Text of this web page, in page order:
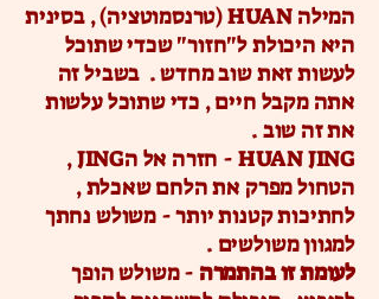
המילה HUAN (טרנסמוטציה) , בסינית
היא היכולת ל"חזור" שכדי שתוכל
לעשות זאת שוב מחדש . בשביל זה
אתה מקבל חיים , כדי שתוכל עלשות
את זה שוב .
HUAN JING - חזרה אל הJING ,
הטחול מפרק את הלחם שאכלת ,
לחתיכות קטנות יותר - משולש נחתך
למגוון משולשים .
לעומת זו בהתמרה - משולש הופך